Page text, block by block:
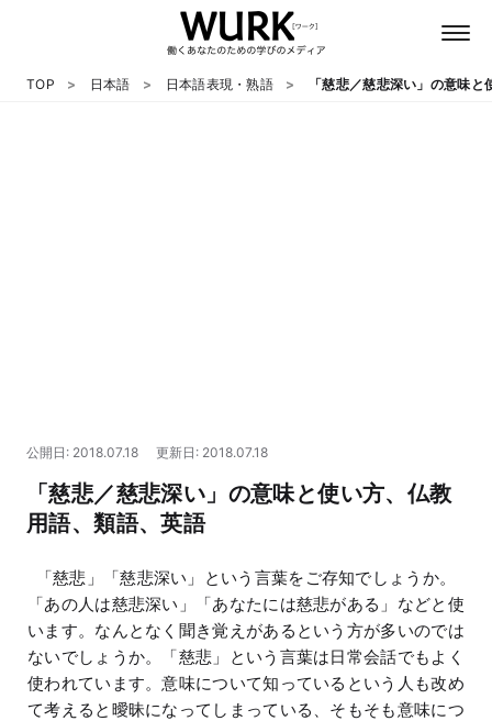
マネー
TOP 日本語 日本語表現・熟語 「慈悲／慈悲深い」の意味
公開日: 2018.07.18 更新日: 2018.07.18
「慈悲／慈悲深い」の意味と使い方、仏教
用語、類語、英語
「慈悲」「慈悲深い」という言葉をご存知でしょうか。
「あの人は慈悲深い」「あなたには慈悲がある」などと使
います。なんとなく聞き覚えがあるという方が多いのでは
ないでしょうか。「慈悲」という言葉は日常会話でもよく
使われています。意味について知っているという人も改め
て考えると曖昧になってしまっている、そもそも意味につ